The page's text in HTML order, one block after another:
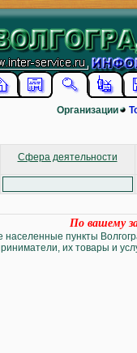
Организации
Сфера деятельности
По вашему
населенные пункты
их товары и